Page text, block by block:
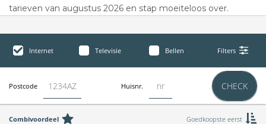
tarieven van augustus 2026 en stap moeiteloos over.
Internet Televisie Bellen Filters
Postcode Huisnr. CHECK
Combivoordeel Goedkoopste eerst